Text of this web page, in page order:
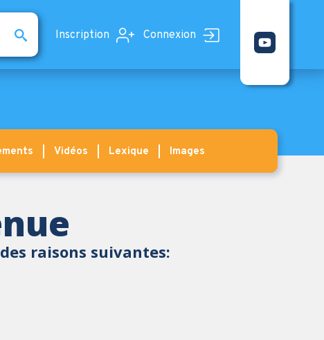
Inscription
Connexion
Vidéos Lexique Images
raisons suivantes: